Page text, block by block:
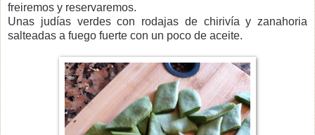
freiremos y reservaremos.
Unas judías verdes con rodajas de chirivía y zanahoria
salteadas a fuego fuerte con un poco de aceite.